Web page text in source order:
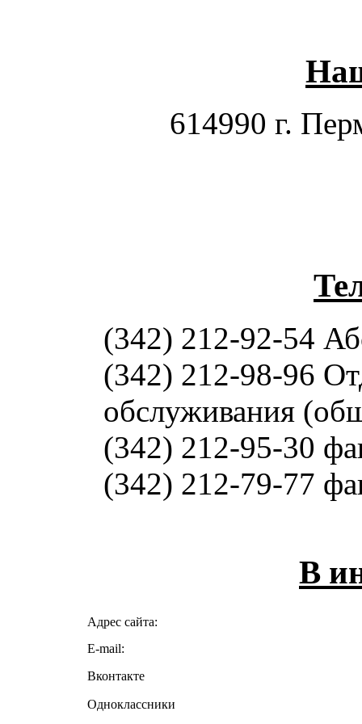
614990 г.
(342) 212-92-54
(342) 212-98-96
обслуживания
(342) 212-95-30
(342) 212-79-77
В
Адрес сайта:
E-mail:
Вконтакте
Одноклассники